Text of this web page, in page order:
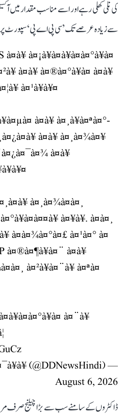
کی نلی کھلی رہے اور اسے مناسب مقدار میں
سے زیادہ عرصے تک ’سی پی اے پی‘ سپورٹ پر
à¤¡à¥à¤à¥à¤à¤°à¥à¤
à¤à¥ à¤®à¤°à¥à¤ à¤à¥
à¤¹à¥à¥¤
à¤à¥ à¤¸à¥à¤ªà¤°-
à¤à¥ à¤¸à¤¾à¤¥
à¤à¥
à¤¸à¤¾à¤à¤¸
à¤¥à¥. à¤à¤¸
à¤à¤¾à¤°à¤£ à¤¹à¤° à¤
à¤à¥
à¤²à¥à¤¨à¥ à¤ªà¤
à¤¨à¥
— à¤¡à¥à¤¡à¥ à¤¨à¥à¤¯à¥à¥ (@DDNewsHindi)
August 6, 2026
ڈاکٹروں کے سامنے سب سے بڑا چیلنج صرف